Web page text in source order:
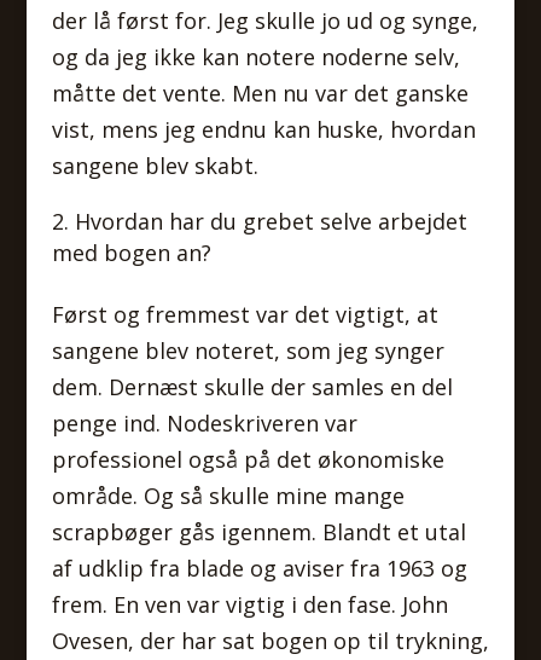
der lå først for. Jeg skulle jo ud og synge,
og da jeg ikke kan notere noderne selv,
måtte det vente. Men nu var det ganske
vist, mens jeg endnu kan huske, hvordan
sangene blev skabt.
Hvordan har du grebet selve arbejdet
med bogen an?
Først og fremmest var det vigtigt, at
sangene blev noteret, som jeg synger
dem. Dernæst skulle der samles en del
penge ind. Nodeskriveren var
professionel også på det økonomiske
område. Og så skulle mine mange
scrapbøger gås igennem. Blandt et utal
af udklip fra blade og aviser fra 1963 og
frem. En ven var vigtig i den fase. John
Ovesen, der har sat bogen op til trykning,